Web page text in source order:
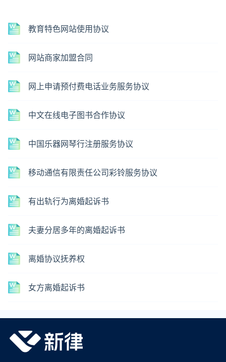
教育特色网站使用协议
网站商家加盟合同
网上申请预付费电话业务服务协议
中文在线电子图书合作协议
中国乐器网琴行注册服务协议
移动通信有限责任公司彩铃服务协议
有出轨行为离婚起诉书
夫妻分居多年的离婚起诉书
离婚协议抚养权
女方离婚起诉书